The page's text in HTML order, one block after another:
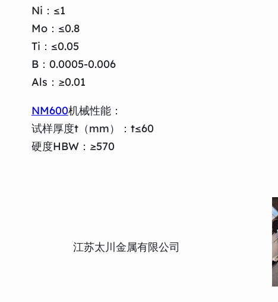
Ni：≤1
Mo：≤0.8
Ti：≤0.05
B：0.0005-0.006
Als：≥0.01
NM600机械性能：
试样厚度t（mm）：t≤60
硬度HBW：≥570
江苏太川金属有限公司